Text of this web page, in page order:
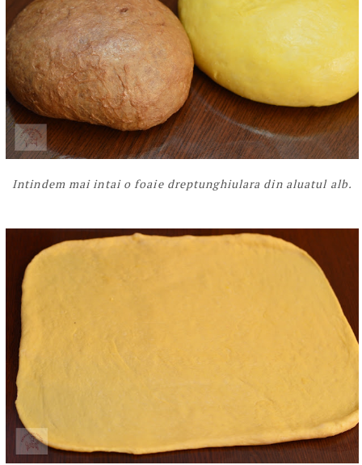
Intindem mai intai o foaie dreptunghiulara din aluatul alb.